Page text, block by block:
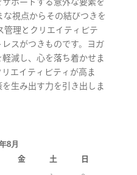
視点からその結びつきを
管理とクリエイティビテ
スがつきものです。ヨガ
減し、心を落ち着かせま
エイティビティが高ま
生み出す力を引き出しま
8月
金 土
日